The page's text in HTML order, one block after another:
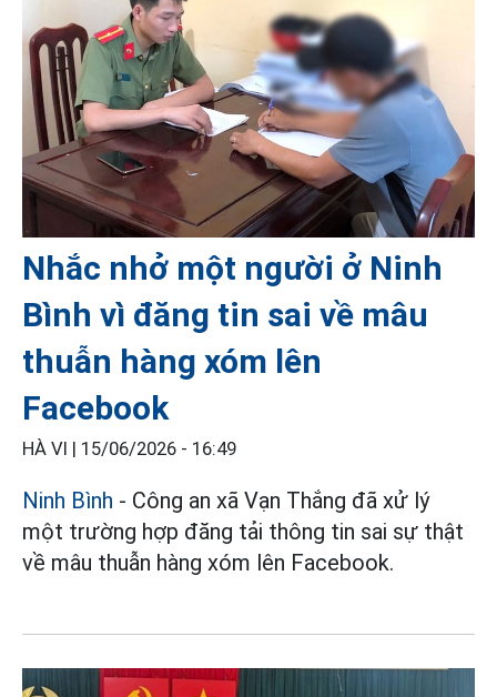
Nhắc nhở một người ở Ninh
Bình vì đăng tin sai về mâu
thuẫn hàng xóm lên
Facebook
HÀ VI | 15/06/2026 - 16:49
Ninh Bình - Công an xã Vạn Thắng đã xử lý
một trường hợp đăng tải thông tin sai sự thật
về mâu thuẫn hàng xóm lên Facebook.